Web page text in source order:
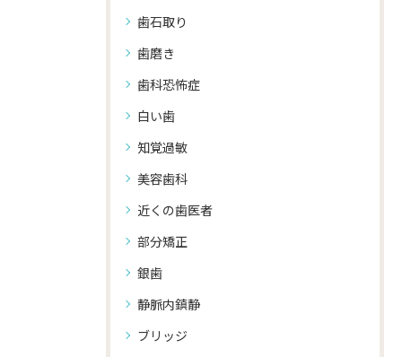
歯石取り
歯磨き
歯科恐怖症
白い歯
知覚過敏
美容歯科
近くの歯医者
部分矯正
銀歯
静脈内鎮静
ブリッジ